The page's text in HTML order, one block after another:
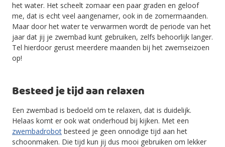
het water. Het scheelt zomaar een paar graden en geloof
me, dat is echt veel aangenamer, ook in de zomermaanden.
Maar door het water te verwarmen wordt de periode van het
jaar dat jij je zwembad kunt gebruiken, zelfs behoorlijk langer.
Tel hierdoor gerust meerdere maanden bij het zwemseizoen
op!
Besteed je tijd aan relaxen
Een zwembad is bedoeld om te relaxen, dat is duidelijk.
Helaas komt er ook wat onderhoud bij kijken. Met een
zwembadrobot besteed je geen onnodige tijd aan het
schoonmaken. Die tijd kun jij dus mooi gebruiken om lekker